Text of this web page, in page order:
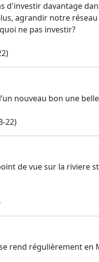
d'investir davantage
agrandir notre
ne pas investir?
nouveau bon une
22)
de vue sur la riviere
rend régulièrement en